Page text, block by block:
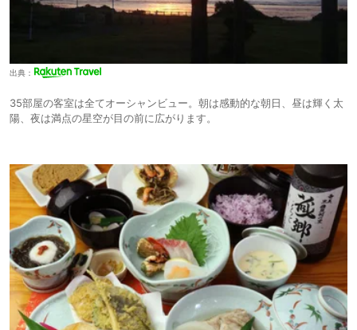
出典：
35部屋の客室は全てオーシャンビュー。朝は感動的な朝日、昼は輝く太
陽、夜は満点の星空が目の前に広がります。